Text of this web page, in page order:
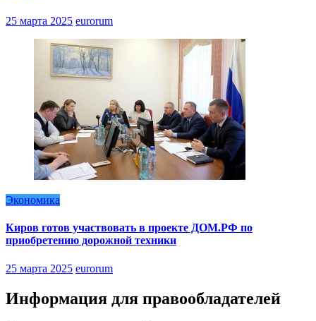
25 марта 2025 eurorum
Экономика
Киров готов участвовать в проекте ДОМ.РФ по
приобретению дорожной техники
25 марта 2025 eurorum
Информация для правообладателей